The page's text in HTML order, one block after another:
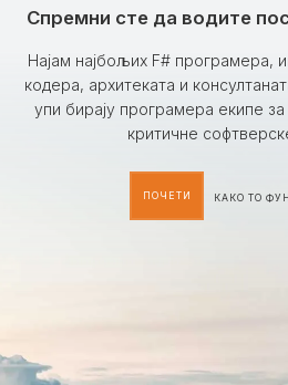
Спремни сте да водите
Најам најбољих F#
кодера, архитеката и
упи бирају програмера екипе за
критичне
ПОЧЕТИ КАКО ТО